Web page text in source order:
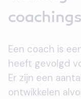
Een coach is
heeft gevolgd
Er zijn een
ontwikkelen